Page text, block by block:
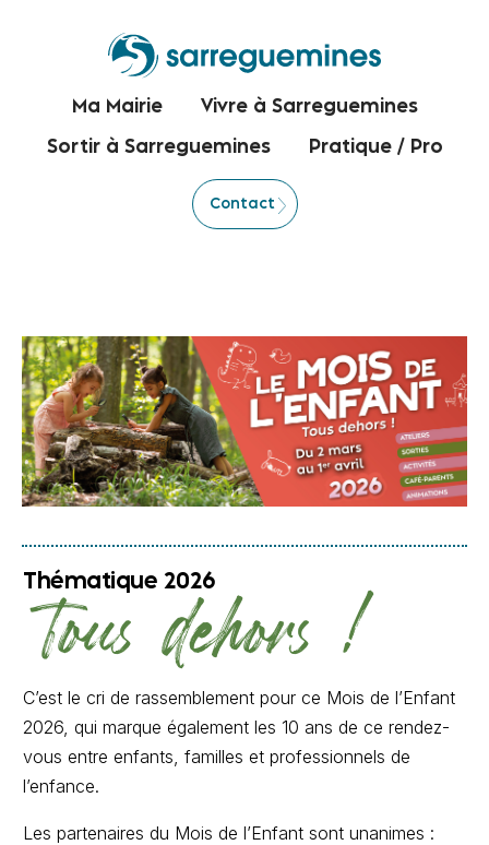
Ma Mairie Vivre à Sarreguemines
Sortir à Sarreguemines Pratique / Pro
Contact
Thématique 2026
Tous dehors !
C’est le cri de rassemblement pour ce Mois de l’Enfant
2026, qui marque également les 10 ans de ce rendez-
vous entre enfants, familles et professionnels de
l’enfance.
Les partenaires du Mois de l’Enfant sont unanimes :